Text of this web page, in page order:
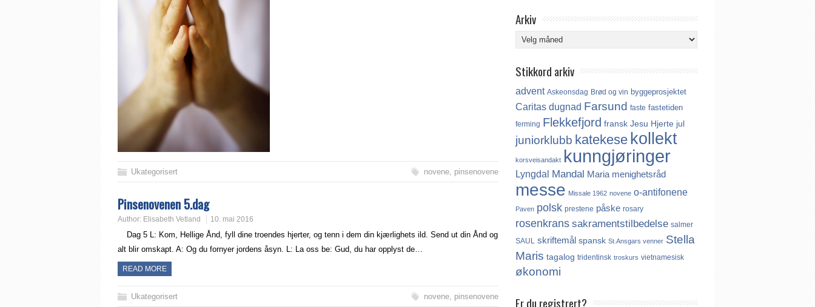
Ukategorisert novene, pinsenovene
Pinsenovenen 5.dag
Author: Elisabeth Vetland 10. mai 2016
Dag 5 L: Kom, Hellige Ånd, fyll dine troendes hjerter, og tenn i dem din kjærlighets ild. Send ut din Ånd og
alt blir omskapt. A: Og du fornyer jordens åsyn. L: La oss be: Gud, du har opplyst de…
READ MORE
Ukategorisert novene, pinsenovene
Arkiv
Arkiv
Stikkord arkiv
advent Askeonsdag Brød og vin byggeprosjektet
Caritas dugnad Farsund faste fastetiden
ferming Flekkefjord fransk Jesu Hjerte jul
juniorklubb katekese kollekt
korsveisandakt kunngjøringer
Lyngdal Mandal Maria menighetsråd
messe Missale 1962 novene o-antifonene
Paven polsk prestene påske rosary
rosenkrans sakramentstilbedelse salmer
SAUL skriftemål spansk St.Ansgars venner Stella
Maris tagalog tridentinsk troskurs vietnamesisk
økonomi
Er du registrert?